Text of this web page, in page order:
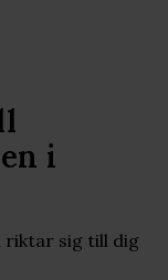
i
riktar sig till dig